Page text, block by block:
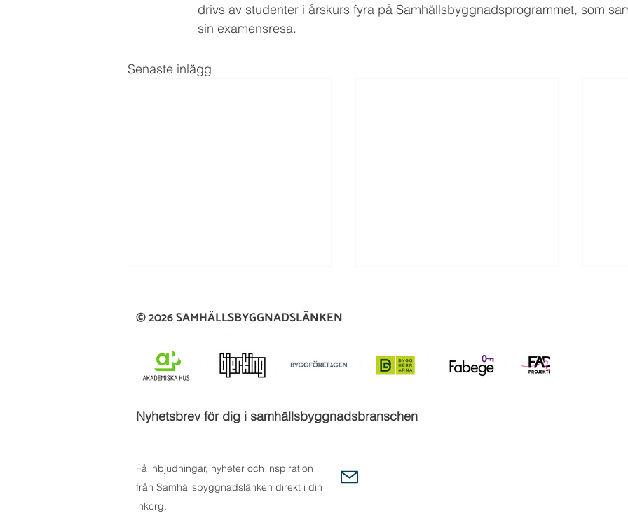
drivs av studenter i årskurs fyra på Samhällsbyggnadsprogrammet, som
sin examensresa.
Senaste inlägg
Mentorskapsprogrammet
fortsätter att skapa värdefulla
Uppsala Vatten vill stärka
kopplingen mellan studenter
på
© 2026 SAMHÄLLSBYGGNADSLÄNKEN
Nyhetsbrev för dig i samhällsbyggnadsbranschen
Få inbjudningar, nyheter och inspiration
från Samhällsbyggnadslänken direkt i din
inkorg.